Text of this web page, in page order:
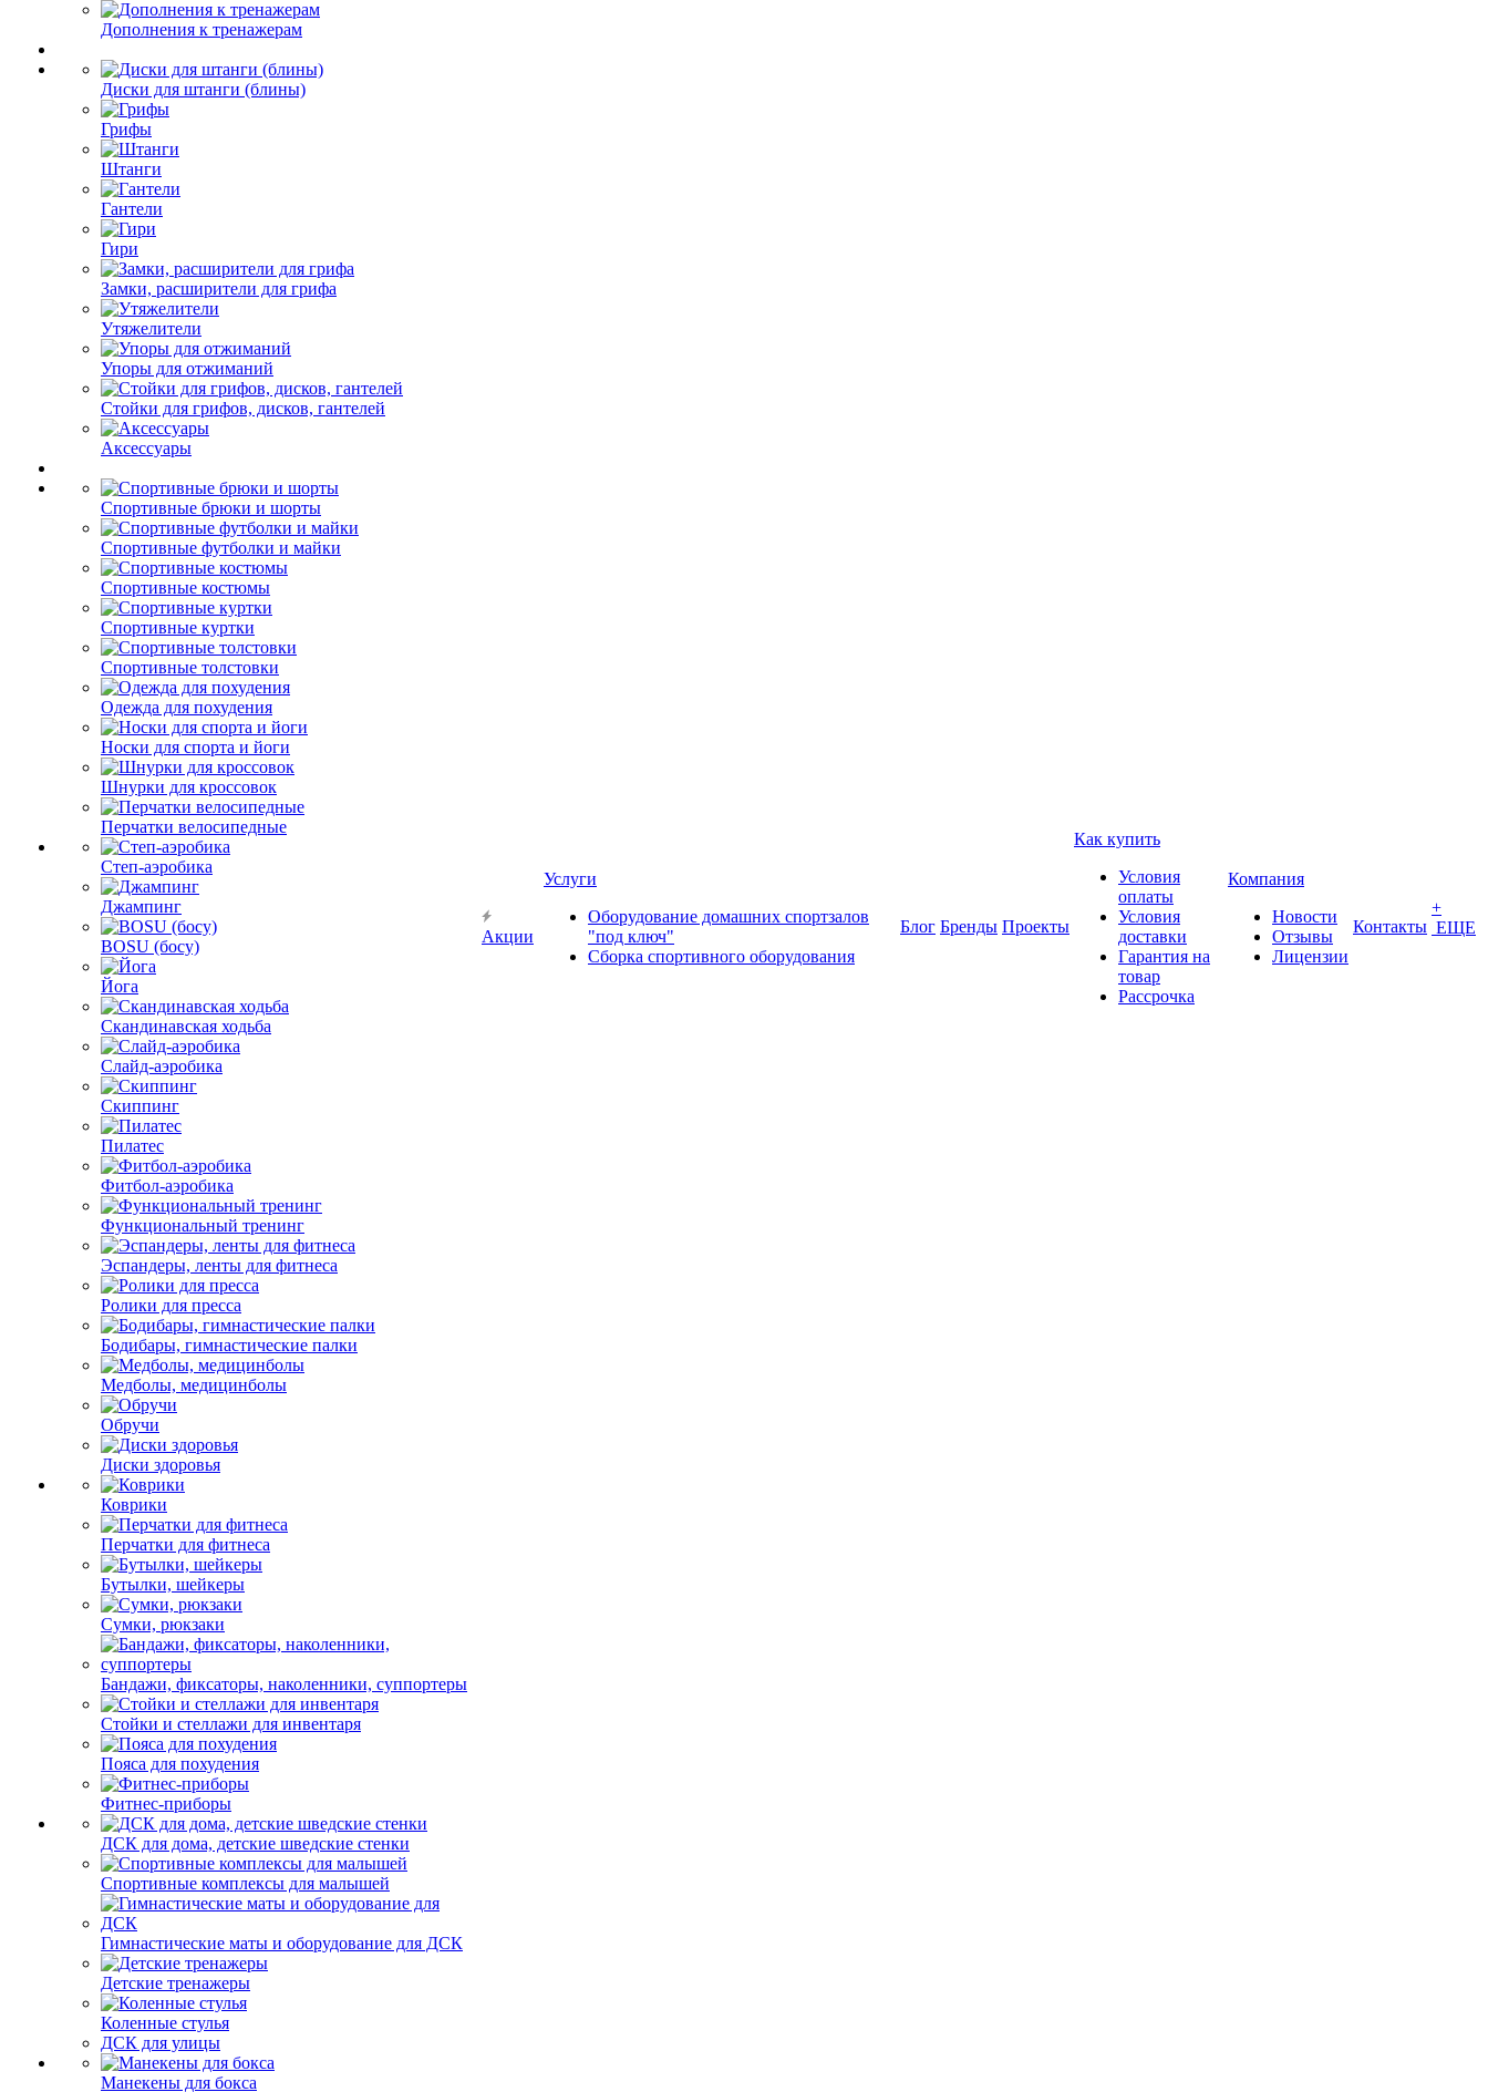
Дополнения к тренажерам
Диски для штанги (блины)
Грифы
Штанги
Гантели
Гири
Замки, расширители для грифа
Утяжелители
Упоры для отжиманий
Стойки для грифов, дисков, гантелей
Аксессуары
Спортивные брюки и шорты
Спортивные футболки и майки
Спортивные костюмы
Спортивные куртки
Спортивные толстовки
Одежда для похудения
Носки для спорта и йоги
Шнурки для кроссовок
Перчатки велосипедные
Степ-аэробика
Джампинг
BOSU (босу)
Йога
Скандинавская ходьба
Слайд-аэробика
Скиппинг
Пилатес
Фитбол-аэробика
Функциональный тренинг
Эспандеры, ленты для фитнеса
Ролики для пресса
Бодибары, гимнастические палки
Медболы, медицинболы
Обручи
Диски здоровья
Коврики
Перчатки для фитнеса
Бутылки, шейкеры
Сумки, рюкзаки
Бандажи, фиксаторы, наколенники, суппортеры
Стойки и стеллажи для инвентаря
Пояса для похудения
Фитнес-приборы
ДСК для дома, детские шведские стенки
Спортивные комплексы для малышей
Гимнастические маты и оборудование для ДСК
Детские тренажеры
Коленные стулья
ДСК для улицы
Манекены для бокса
Акции
Услуги
Оборудование домашних спортзалов
"под ключ"
Сборка спортивного оборудования
Блог Бренды Проекты
Как купить
Условия
оплаты
Условия
доставки
Гарантия на
товар
Рассрочка
Компания
Новости
Отзывы
Лицензии
Контакты
+
ЕЩЕ